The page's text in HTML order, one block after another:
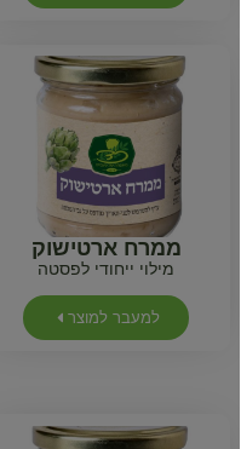
ממרח ארטישוק
מילוי ייחודי לפסטה
למעבר למוצר